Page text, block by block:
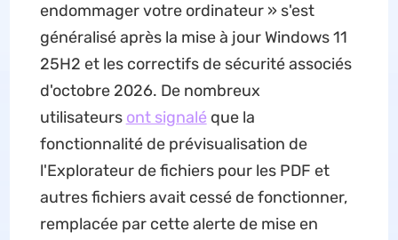
endommager votre ordinateur » s'est
généralisé après la mise à jour Windows 11
25H2 et les correctifs de sécurité associés
d'octobre 2026. De nombreux
utilisateurs ont signalé que la
fonctionnalité de prévisualisation de
l'Explorateur de fichiers pour les PDF et
autres fichiers avait cessé de fonctionner,
remplacée par cette alerte de mise en